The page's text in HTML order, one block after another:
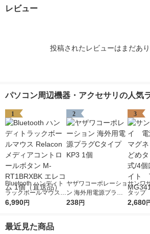
レビュー
投稿されたレビューはまだあり
パソコン周辺機器・アクセサリの人気
1
Bluetooth ハンディト
ラックボールマウス R
elacon メディアコン
個（直送品）
6,990円
2
ヤザワコーポレーショ
ン 海外用電源プラグC
タイプ KP3 1個
238円
3
サンワ
タップ
抜けど
2,680
最近見た商品